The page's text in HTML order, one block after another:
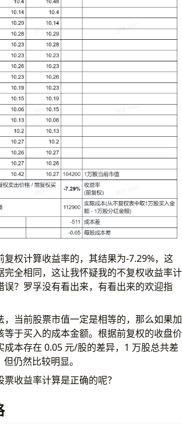
复权计算收益率的，其结果为-7.29%，这
完全相同，这让我怀疑我的不复权收益率计
误？罗孚没有看出来，有看出来的欢迎指
，当前股票市值一定是相等的，那么如果加
等于买入的成本金额。根据前复权的收盘价
成本存在 0.05 元/股的差异，1 万股总共差
仍然比较明显。
收益率计算是正确的呢？